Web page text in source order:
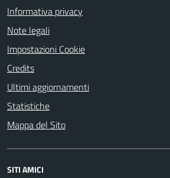
Informativa privacy
Note legali
Impostazioni Cookie
Credits
Ultimi aggiornamenti
Statistiche
Mappa del Sito
SITI AMICI